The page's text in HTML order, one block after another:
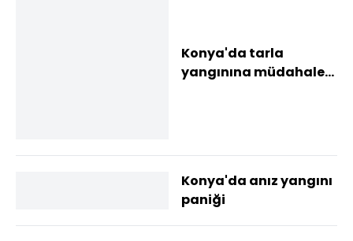
Konya'da tarla
yangınına müdahale
Konya'da anız yangını
paniği